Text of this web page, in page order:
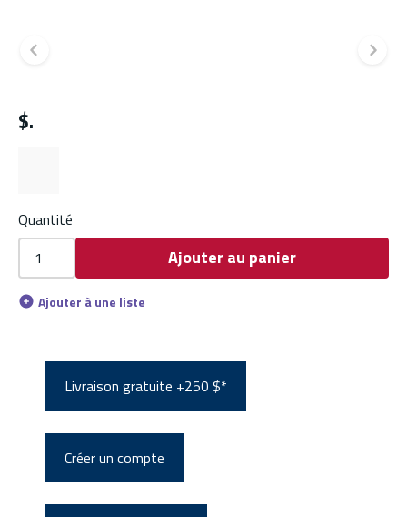
Diapositive précédente
$
Quantité
Ajouter au panier
Ajouter à une liste
Livraison gratuite +250 $*
Créer un compte